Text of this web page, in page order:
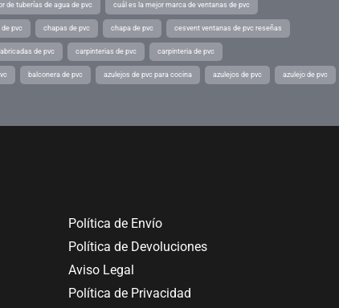
de tuberías de agua de pvc cuál es la mejor marca de ventanas de pvc
pvc chapas de pvc chapa de pvc cesvent ventanas de pvc reseñas
de pvc carpinterias de pvc carpinteria de pvc
balconera de pvc azulejos de pvc para cocina azulejos de pvc azulejo de pvc
Política de Envío
Política de Devoluciones
Aviso Legal
Política de Privacidad